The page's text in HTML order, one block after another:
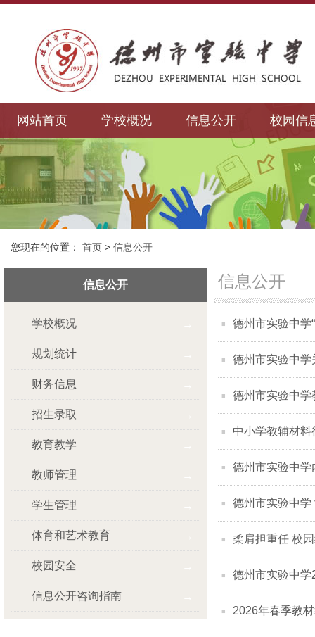
网站首页 学校概况 信息公开 校园信
您现在的位置： 首页 > 信息公开
信息公开
学校概况
规划统计
财务信息
招生录取
教育教学
教师管理
学生管理
体育和艺术教育
校园安全
信息公开咨询指南
信息公开
德州市实验中学
德州市实验中
德州市实验中
中小学教辅材料
德州市实验中
德州市实验中
柔肩担重任 校
德州市实验中
2026年春季教